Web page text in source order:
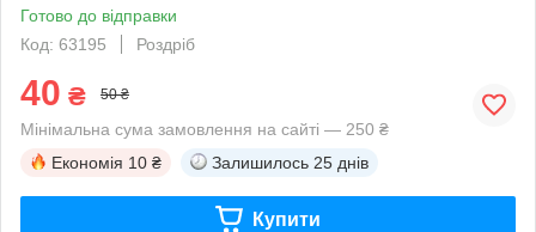
Готово до відправки
Код: 63195
Роздріб
40 ₴ 50 ₴
Мінімальна сума замовлення на сайті — 250 ₴
Економія 10 ₴ Залишилось 25 днів
Купити